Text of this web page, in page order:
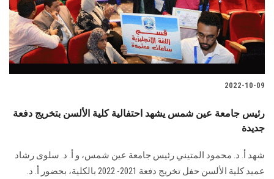
2022-10-09
رئيس جامعة عين شمس يشهد احتفالية كلية الألسن بتخريج دفعة
جديدة
شهد أ. د. محمود المتيني رئيس جامعة عين شمس، و أ. د. سلوى رشاد
عميد كلية الألسن حفل تخريج دفعة 2021- 2022 بالكلية، بحضور أ. د.